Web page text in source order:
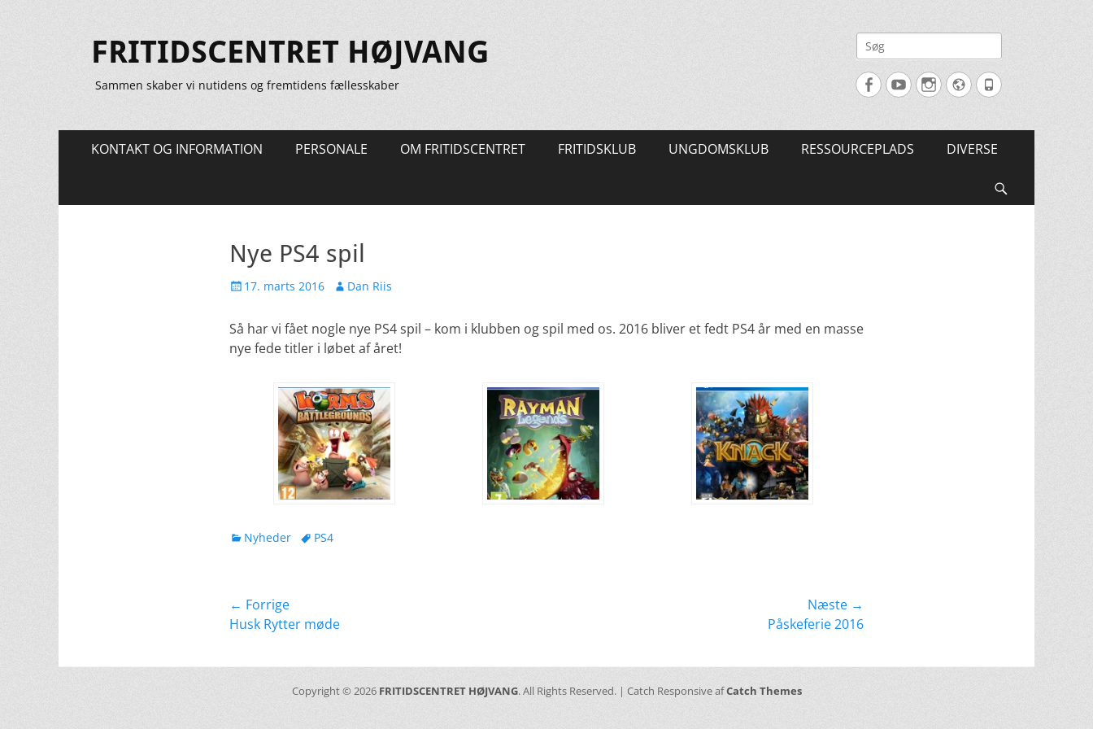
FRITIDSCENTRET HØJVANG
Sammen skaber vi nutidens og fremtidens fællesskaber
Søg
efter:
FacebookYouTubeInstagram
Website
Tlf.
Primær
KONTAKT OG INFORMATION PERSONALE OM FRITIDSCENTRET FRITIDSKLUB UNGDOMSKLUB RESSOURCEPLADS DIVERSE
Nye PS4 spil
Udgivet
17. marts 2016 Forfatter
Dan Riis
Så har vi fået nogle nye PS4 spil – kom i klubben og spil med os. 2016 bliver et fedt PS4 år med en masse
nye fede titler i løbet af året!
kategorier
Nyheder TagsPS4
Indlægsnavigation
← Forrige
Forrige
Husk Rytter møde
Næste →
Påskeferie 2016
Copyright © 2026 FRITIDSCENTRET HØJVANG. All Rights Reserved. | Catch Responsive afCatch Themes